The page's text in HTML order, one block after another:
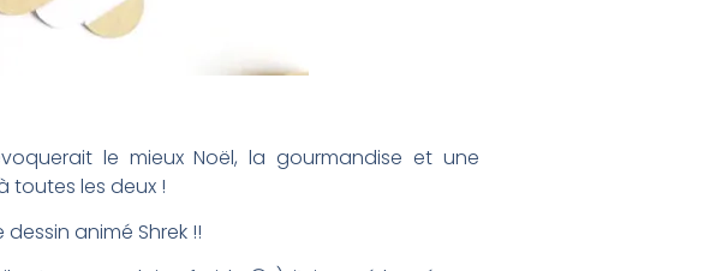
le mieux Noël, la gourmandise et une
toutes les deux !
animé Shrek !!